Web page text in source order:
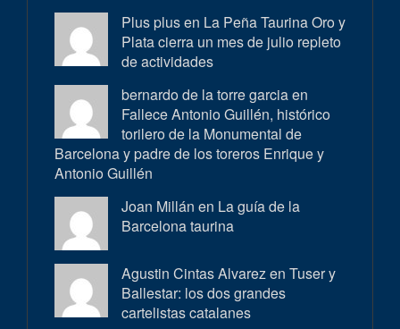
Plus plus en La Peña Taurina Oro y
Plata cierra un mes de julio repleto
de actividades
bernardo de la torre garcia en
Fallece Antonio Guillén, histórico
torilero de la Monumental de
Barcelona y padre de los toreros Enrique y
Antonio Guillén
Joan Millán en La guía de la
Barcelona taurina
Agustin Cintas Alvarez en Tuser y
Ballestar: los dos grandes
cartelistas catalanes